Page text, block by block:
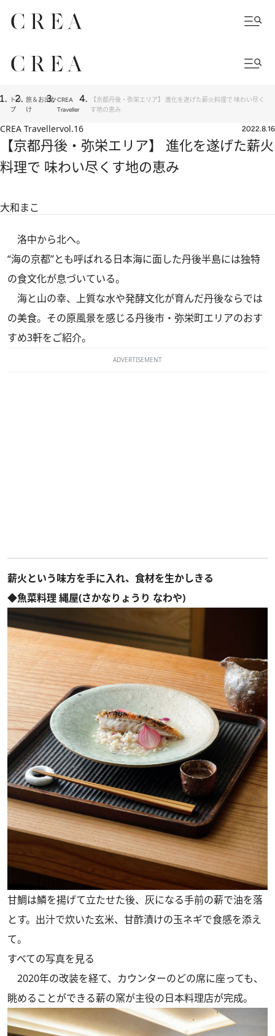
トッ
プ
旅＆お出か
け
CREA
Traveller
【京都丹後・弥栄エリア】 進化を遂げた薪火料理で 味わい尽く
す地の恵み
CREA Travellervol.16 2022.8.16
【京都丹後・弥栄エリア】 進化を遂げた薪火
料理で 味わい尽くす地の恵み
大和まこ
洛中から北へ。
“海の京都”とも呼ばれる日本海に面した丹後半島には独特
の食文化が息づいている。
海と山の幸、上質な水や発酵文化が育んだ丹後ならでは
の美食。その原風景を感じる丹後市・弥栄町エリアのおす
すめ3軒をご紹介。
ADVERTISEMENT
薪火という味方を手に入れ、食材を生かしきる
◆魚菜料理 縄屋(さかなりょうり なわや)
甘鯛は鱗を揚げて立たせた後、灰になる手前の薪で油を落
とす。出汁で炊いた玄米、甘酢漬けの玉ネギで食感を添え
て。
すべての写真を見る
2020年の改装を経て、カウンターのどの席に座っても、
眺めることができる薪の窯が主役の日本料理店が完成。